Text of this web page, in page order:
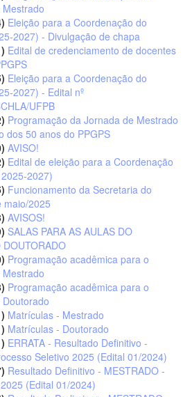
Eleição para a Coordenação do
2027) - Divulgação de chapa
Edital de credenciamento de docentes
Eleição para a Coordenação do
2027) - Edital nº
UFPB
Programação da Jornada de Mestrado
dos 50 anos do PPGPS
AVISO!
Edital de eleição para a Coordenação
2027)
Funcionamento da Secretaria do
maio/2025
AVISOS!
SALAS PARA AS AULAS DO
Programação acadêmica para o
Programação acadêmica para o
Matrículas - Mestrado
Matrículas - Doutorado
ERRATA - Resultado Definitivo -
Seletivo 2025 (Edital 01/2024)
Resultado Definitivo - MESTRADO -
(Edital 01/2024)